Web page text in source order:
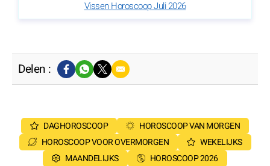
Vissen Horoscoop Juli 2026
Delen :
DAGHOROSCOOP
HOROSCOOP VAN MORGEN
HOROSCOOP VOOR OVERMORGEN
WEKELIJKS
MAANDELIJKS
HOROSCOOP 2026